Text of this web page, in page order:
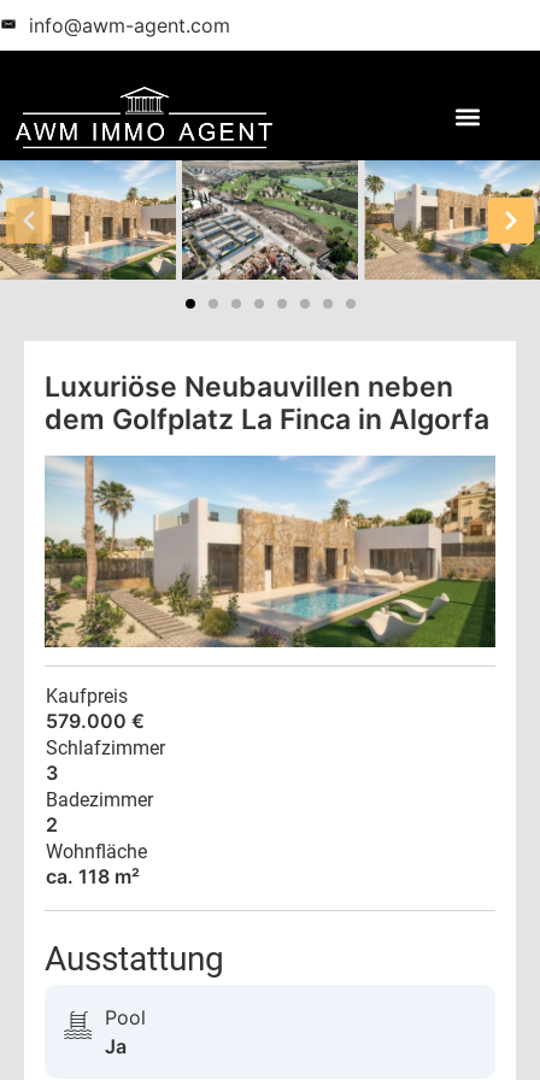
info@awm-agent.com
Luxuriöse Neubauvillen neben
dem Golfplatz La Finca in Algorfa
Kaufpreis
579.000 €
Schlafzimmer
3
Badezimmer
2
Wohnfläche
ca. 118 m²
Ausstattung
Pool
Ja